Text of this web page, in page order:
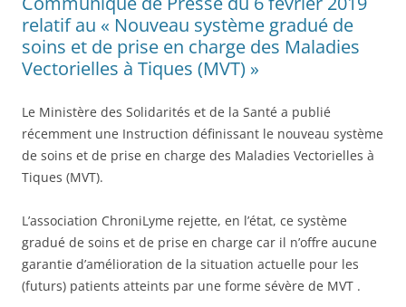
relatif au « Nouveau système gradué de
soins et de prise en charge des Maladies
Vectorielles à Tiques (MVT) »
Le Ministère des Solidarités et de la Santé a publié
récemment une Instruction définissant le nouveau système
de soins et de prise en charge des Maladies Vectorielles à
Tiques (MVT).
L’association ChroniLyme rejette, en l’état, ce système
gradué de soins et de prise en charge car il n’offre aucune
garantie d’amélioration de la situation actuelle pour les
(futurs) patients atteints par une forme sévère de MVT .